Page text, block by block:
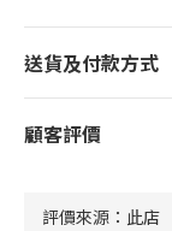
送貨及付款方式
顧客評價